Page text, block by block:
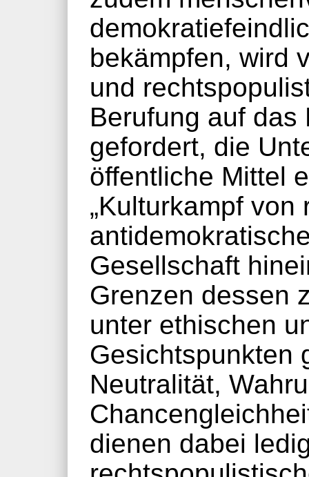
bekämpfen, wird
und
Berufung auf das
gefordert, die
öffentliche Mittel
„Kulturkampf von
Gesellschaft
Grenzen dessen
unter ethischen
Gesichtspunkten
Neutralität,
dienen dabei